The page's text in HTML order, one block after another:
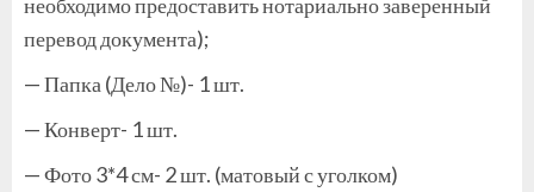
перевод документа);
— Папка (Дело №)- 1 шт.
— Конверт- 1 шт.
— Фото 3*4 см- 2 шт. (матовый с уголком)